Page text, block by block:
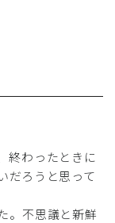
終わったときに
だろうと思って
。不思議と新鮮